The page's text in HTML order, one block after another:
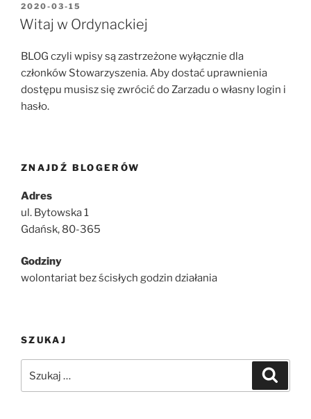
OPUBLIKOWANE
W
2020-03-15
Witaj w Ordynackiej
BLOG czyli wpisy są zastrzeżone wyłącznie dla
członków Stowarzyszenia. Aby dostać uprawnienia
dostępu musisz się zwrócić do Zarzadu o własny login i
hasło.
ZNAJDŹ BLOGERÓW
Adres
ul. Bytowska 1
Gdańsk, 80-365
Godziny
wolontariat bez ścisłych godzin działania
SZUKAJ